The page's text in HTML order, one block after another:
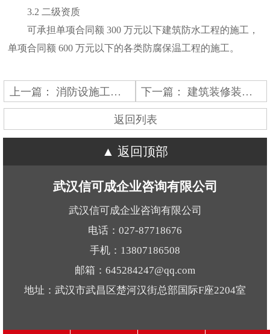
3.2 二级资质
可承担单项合同额 300 万元以下建筑防水工程的施工，
单项合同额 600 万元以下的各类防腐保温工程的施工。
上一篇： 消防设施工程专业承包 下一篇：建筑装修装饰工程专业承包
返回列表
返回顶部
武汉信可成企业咨询有限公司
武汉信可成企业咨询有限公司
电话：027-87718676
手机：13807186508
邮箱：645284247@qq.com
地址：武汉市武昌区楚河汉街总部国际F座2204室